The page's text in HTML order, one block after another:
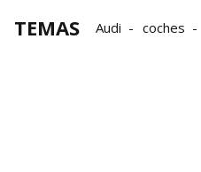
TEMAS Audi coches